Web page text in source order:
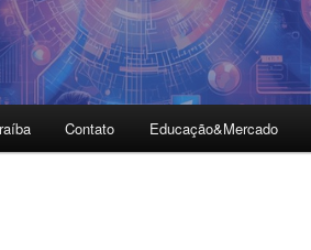
Contato Educação&Mercado